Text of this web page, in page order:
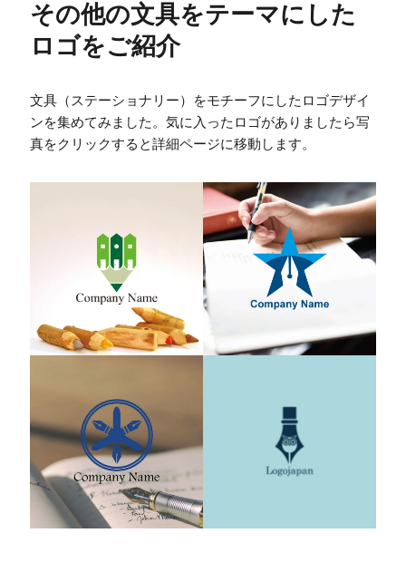
その他の文具をテーマにした
ロゴをご紹介
文具（ステーショナリー）をモチーフにしたロゴデザイ
ンを集めてみました。気に入ったロゴがありましたら写
真をクリックすると詳細ページに移動します。